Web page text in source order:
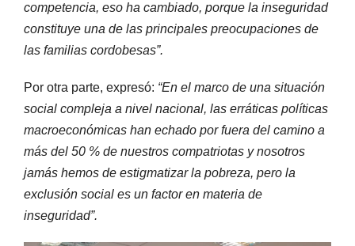
competencia, eso ha cambiado, porque la inseguridad
constituye una de las principales preocupaciones de
las familias cordobesas”.
Por otra parte, expresó: “En el marco de una situación
social compleja a nivel nacional, las erráticas políticas
macroeconómicas han echado por fuera del camino a
más del 50 % de nuestros compatriotas y nosotros
jamás hemos de estigmatizar la pobreza, pero la
exclusión social es un factor en materia de
inseguridad”.